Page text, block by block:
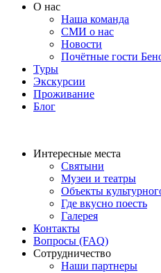
О нас
Наша команда
СМИ о нас
Новости
Почётные гости
Туры
Экскурсии
Проживание
Блог
Интересные места
Святыни
Музеи и театры
Объекты
Где вкусно поесть
Галерея
Контакты
Вопросы (FAQ)
Сотрудничество
Наши партнеры